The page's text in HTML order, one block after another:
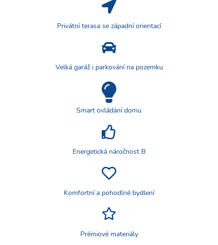
Privátní terasa se západní orientací
Velká garáž i parkování na pozemku
Smart ovládání domu
Energetická náročnost B
Komfortní a pohodlné bydlení
Prémiové materiály